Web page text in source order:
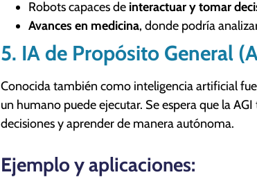
Robots capaces de interactuar y tomar
Avances en medicina, donde podría
5. IA de Propósito General
Conocida también como inteligencia artificial
un humano puede ejecutar. Se espera que la
decisiones y aprender de manera autónoma.
Ejemplo y aplicaciones: